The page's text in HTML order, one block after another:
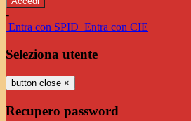
-
Entra con SPID Entra con CIE
Seleziona utente
button close ×
Recupero password